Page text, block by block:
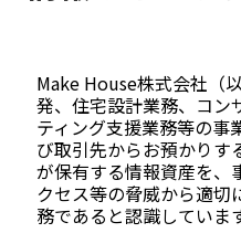
Make House株式会社（
発、住宅設計業務、コン
ティング支援業務等の事
び取引先からお預かりす
が保有する情報資産を、
クセス等の脅威から適切
務であると認識していま